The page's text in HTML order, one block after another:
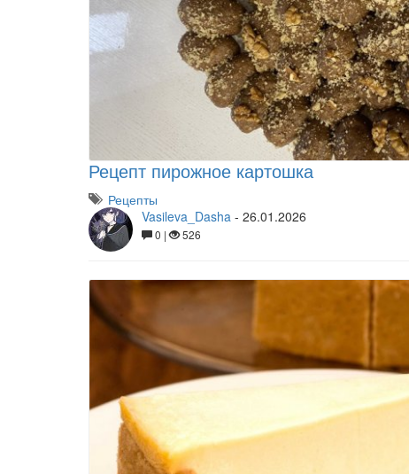
Рецепт пирожное картошка
Рецепты
Vasileva_Dasha- 26.01.2026
0 | 526